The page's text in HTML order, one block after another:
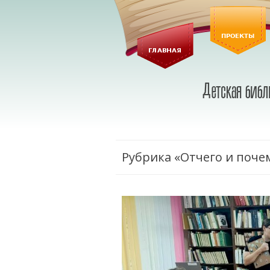
Рубрика «Отчего и